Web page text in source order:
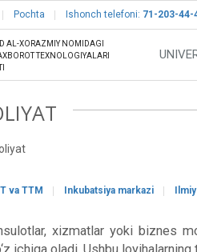
Pochta Ishonch telefoni: 71-203-44-
AL-XORAZMIY NOMIDAGI
TEXNOLOGIYALARI
IT va TTM Inkubatsiya markazi
xizmatlar yoki biznes